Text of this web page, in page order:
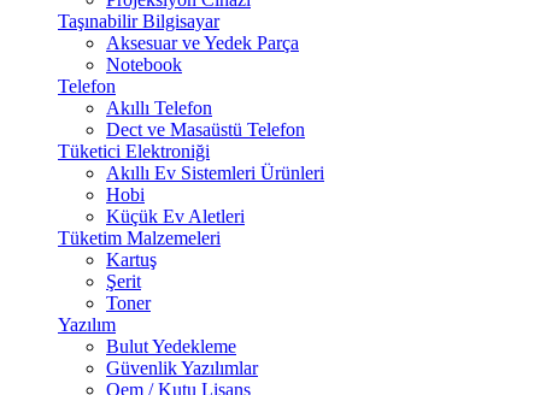
Taşınabilir Bilgisayar
Aksesuar ve Yedek Parça
Notebook
Telefon
Akıllı Telefon
Dect ve Masaüstü Telefon
Tüketici Elektroniği
Akıllı Ev Sistemleri Ürünleri
Hobi
Küçük Ev Aletleri
Tüketim Malzemeleri
Kartuş
Şerit
Toner
Yazılım
Bulut Yedekleme
Güvenlik Yazılımlar
Oem / Kutu Lisans